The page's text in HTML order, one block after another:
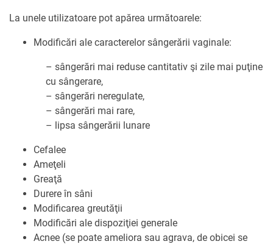
La unele utilizatoare pot apărea următoarele:
Modificări ale caracterelor sângerării vaginale:
– sângerări mai reduse cantitativ şi zile mai puţine
cu sângerare,
– sângerări neregulate,
– sângerări mai rare,
– lipsa sângerării lunare
Cefalee
Ameţeli
Greaţă
Durere în sâni
Modificarea greutăţii
Modificări ale dispoziţiei generale
Acnee (se poate ameliora sau agrava, de obicei se